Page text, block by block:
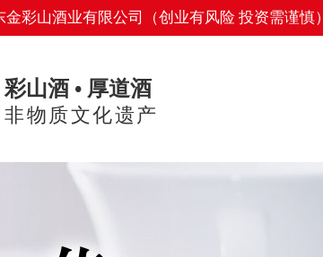
彩山酒业有限公司（创业有风险 投资需谨慎）
彩山酒 • 厚道酒
非物质文化遗产